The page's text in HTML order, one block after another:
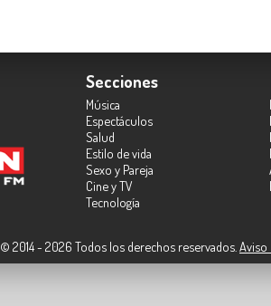
Secciones
Música
Espectáculos
Salud
Estilo de vida
Sexo y Pareja
Cine y TV
Tecnología
© 2014 - 2026 Todos los derechos reservados. Aviso